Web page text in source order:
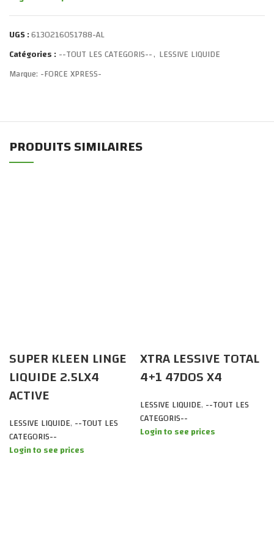
UGS :6130216051788-AL
Catégories :--TOUT LES CATEGORIS--, LESSIVE LIQUIDE
Marque: -FORCE XPRESS-
PRODUITS SIMILAIRES
SUPER KLEEN LINGE
LIQUIDE 2.5LX4
ACTIVE
LESSIVE LIQUIDE, --TOUT LES
CATEGORIS--
Login to see prices
XTRA LESSIVE TOTAL
4+1 47DOS X4
LESSIVE LIQUIDE, --TOUT LES
CATEGORIS--
Login to see prices